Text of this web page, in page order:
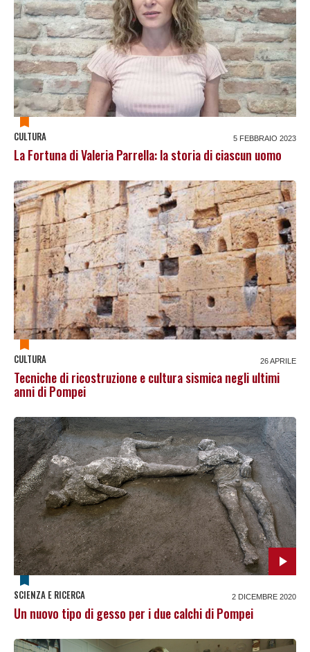
CULTURA 5 FEBBRAIO 2023
La Fortuna di Valeria Parrella: la storia di ciascun uomo
CULTURA 26 APRILE
Tecniche di ricostruzione e cultura sismica negli ultimi
anni di Pompei
SCIENZA E RICERCA 2 DICEMBRE 2020
Un nuovo tipo di gesso per i due calchi di Pompei